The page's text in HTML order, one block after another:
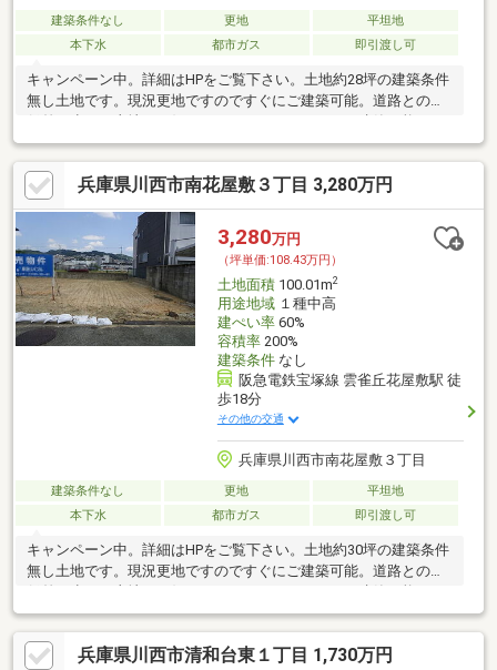
建築条件なし 更地
平坦地
本下水
都市ガス 即引渡し可
キャンペーン中。詳細はHPをご覧下さい。土地約28坪の建築条件
無し土地です。現況更地ですのですぐにご建築可能。道路との高
す。
兵庫県川西市南花屋敷３丁目 3,280万円
3,280万円
（坪単価:108.43万円）
土地面積100.01m2
用途地域１種中高
建ぺい率60%
容積率200%
建築条件なし
阪急電鉄宝塚線 雲雀丘花屋敷駅 徒
歩18分
その他の交通
兵庫県川西市南花屋敷３丁目
建築条件なし 更地
平坦地
本下水
都市ガス 即引渡し可
キャンペーン中。詳細はHPをご覧下さい。土地約30坪の建築条件
無し土地です。現況更地ですのですぐにご建築可能。道路との高
す。
兵庫県川西市清和台東１丁目 1,730万円